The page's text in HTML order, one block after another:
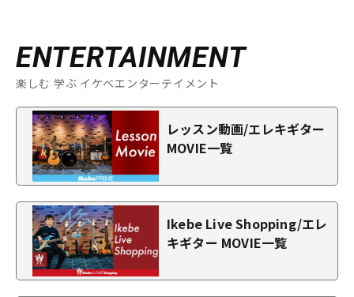
ENTERTAINMENT
楽しむ 学ぶ イケベエンターテイメント
レッスン動画/エレキギター
MOVIE一覧
Ikebe Live Shopping/エレ
キギター MOVIE一覧